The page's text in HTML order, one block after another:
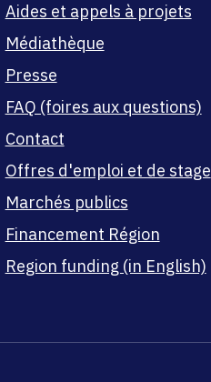
Aides et appels à projets
Médiathèque
Presse
FAQ (foires aux questions)
Contact
Offres d'emploi et de stage
Marchés publics
Financement Région
Region funding (in English)